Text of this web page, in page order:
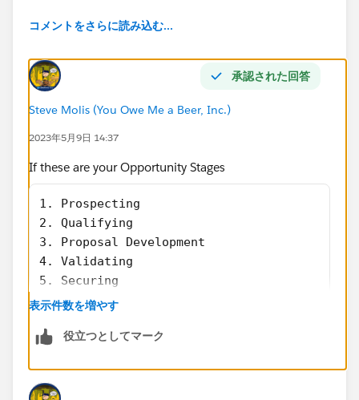
コメントをさらに読み込む...
承認された回答
Steve Molis (You Owe Me a Beer, Inc.)
2023年5月9日 14:37
If these are your Opportunity Stages
1. Prospecting
2. Qualifying
3. Proposal Development
4. Validating
5. Securing
Then your Formula needs to be like this
AND(
$Profile.Name <> 'System Administrator',
表示件数を増やす
役立つとしてマーク